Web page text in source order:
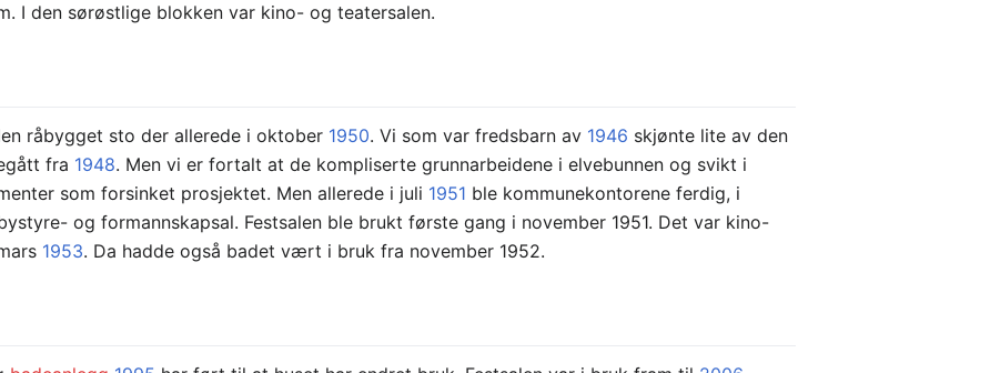
I den sørøstlige blokken var kino- og teatersalen.
råbygget sto der allerede i oktober 1950. Vi som var fredsbarn av 1946 skjønte lite av den
fra 1948. Men vi er fortalt at de kompliserte grunnarbeidene i elvebunnen og svikt i
som forsinket prosjektet. Men allerede i juli 1951 ble kommunekontorene ferdig, i
og formannskapsal. Festsalen ble brukt første gang i november 1951. Det var kino-
1953. Da hadde også badet vært i bruk fra november 1952.